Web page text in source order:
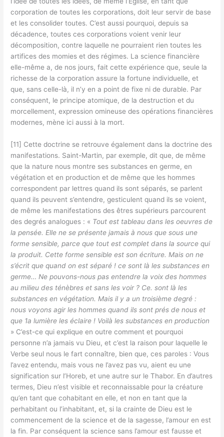
corporation de toutes les corporations, doit leur servir de base
et les consolider toutes. C’est aussi pourquoi, depuis sa
décadence, toutes ces corporations voient venir leur
décomposition, contre laquelle ne pourraient rien toutes les
artifices des momies et des régimes. La science financière
elle-même a, de nos jours, fait cette expérience que, seule la
richesse de la corporation assure la fortune individuelle, et
que, sans celle-là, il n’y en a point de fixe ni de durable. Par
conséquent, le principe atomique, de la destruction et du
morcellement, expression omineuse des opérations financières
modernes, mène ici aussi à la mort.
[11] Cette doctrine se retrouve également dans la doctrine des
manifestations. Saint-Martin, par exemple, dit que, de même
que la nature nous montre ses substances en germe, en
végétation et en production et de même que les hommes
correspondent par lettres quand ils sont séparés, se parlent
quand ils peuvent s’entendre, gesticulent quand ils se voient,
de même les manifestations des êtres supérieurs parcourent
des degrés analogues : « Tout est tableau dans les oeuvres de
la pensée. Elle ne se présente jamais à nous que sous une
forme sensible, parce que tout est complet dans la source qui
la produit. Cette forme sensible est son écriture. Mais on ne
s’écrit que quand on est séparé ! ce sont là les substances en
germe… Ne pouvons-nous pas entendre la voix des hommes
au milieu des ténèbres et sans les voir ? Ce. sont là les
substances en végétation. Mais il y a un troisième degré :
nous voyons agir les hommes quand ils sont prés de nous et
que 1a lumière les éclaire ! Voilà les substances en production
» C’est-ce qui explique en outre comment et pourquoi
personne n’a jamais vu Dieu, et c’est la raison pour laquelle le
Verbe seul nous le fart connaître, bien que, ces paroles : Vous
l’avez entendu, mais vous ne l’avez pas vu, aient eu une
signification sur l’Horeb, et une autre sur le Thabor. En d’autres
termes, Dieu n’est visible et reconnaissable pour la créature
qu’en tant que cohabitant en elle, et non en tant que la
perhabitant ou l’inhabitant, et, si la crainte de Dieu est le
commencement de la science et de la sagesse, l’amour en est
la fin. Par conséquent la science sans l’amour est fausse et